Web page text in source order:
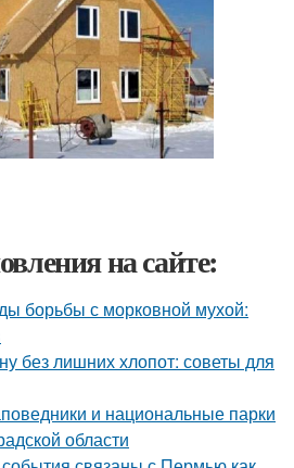
на сайте:
борьбы с морковной мухой:
без лишних хлопот: советы для
и национальные парки
области